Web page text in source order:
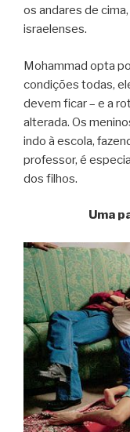
os andares de
israelenses.
Mohammad opta
condições todas,
devem ficar – e a
alterada. Os
indo à escola,
professor, é
dos filhos.
Uma